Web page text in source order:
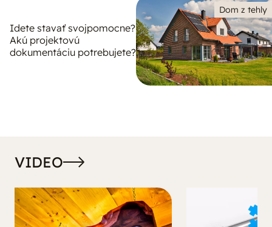
Dom z tehly
Idete stavať svojpomocne?
Akú projektovú
dokumentáciu potrebujete?
VIDEO